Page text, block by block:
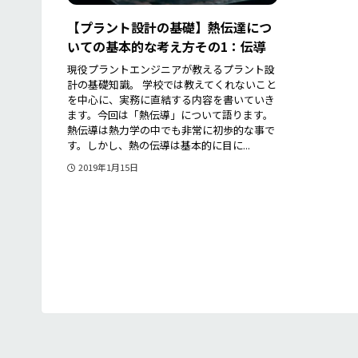
【プラント設計の基礎】熱伝達につ
いての基本的な考え方その1：伝導
現役プラントエンジニアが教えるプラント設
計の基礎知識。 学校では教えてくれないこと
を中心に、実務に直結する内容を書いていき
ます。今回は「熱伝導」について語ります。
熱伝導は熱力学の中でも非常に初歩的な事で
す。しかし、熱の伝導は基本的に目に...
2019年1月15日